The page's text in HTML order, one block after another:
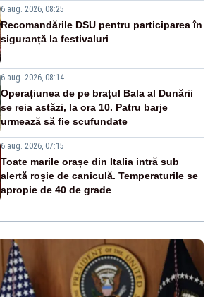
6 aug. 2026, 08:25
Recomandările DSU pentru participarea în
siguranță la festivaluri
6 aug. 2026, 08:14
Operațiunea de pe brațul Bala al Dunării
se reia astăzi, la ora 10. Patru barje
urmează să fie scufundate
6 aug. 2026, 07:15
Toate marile orașe din Italia intră sub
alertă roșie de caniculă. Temperaturile se
apropie de 40 de grade